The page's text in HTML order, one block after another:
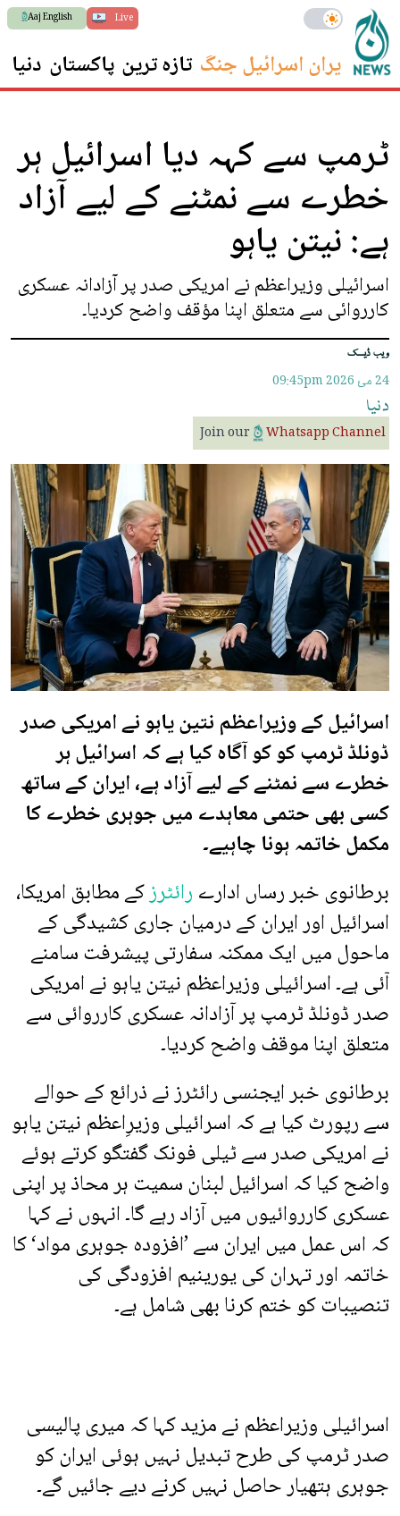
Live
Aaj English
ایران اسرائیل جنگ تازہ ترین پاکستان دنیا
ٹرمپ سے کہہ دیا اسرائیل ہر
خطرے سے نمٹنے کے لیے آزاد
ہے: نیتن یاہو
اسرائیلی وزیراعظم نے امریکی صدر پر آزادانہ عسکری
کارروائی سے متعلق اپنا مؤقف واضح کردیا۔
ویب ڈیسک
24 مئ 2026 09:45pm
دنیا
Join our Whatsapp Channel
اسرائیل کے وزیراعظم نتین یاہو نے امریکی صدر
ڈونلڈ ٹرمپ کو کو آگاہ کیا ہے کہ اسرائیل ہر
خطرے سے نمٹنے کے لیے آزاد ہے، ایران کے ساتھ
کسی بھی حتمی معاہدے میں جوہری خطرے کا
مکمل خاتمہ ہونا چاہیے۔
برطانوی خبر رساں ادارےرائٹرزکے مطابق امریکا،
اسرائیل اور ایران کے درمیان جاری کشیدگی کے
ماحول میں ایک ممکنہ سفارتی پیشرفت سامنے
آئی ہے۔ اسرائیلی وزیراعظم نیتن یاہو نے امریکی
صدر ڈونلڈ ٹرمپ پر آزادانہ عسکری کارروائی سے
متعلق اپنا موقف واضح کردیا۔
برطانوی خبر ایجنسی رائٹرز نے ذرائع کے حوالے
سے رپورٹ کیا ہے کہ اسرائیلی وزیرِاعظم نیتن یاہو
نے امریکی صدر سے ٹیلی فونک گفتگو کرتے ہوئے
واضح کیا کہ اسرائیل لبنان سمیت ہر محاذ پر اپنی
عسکری کارروائیوں میں آزاد رہے گا۔ انہوں نے کہا
کہ اس عمل میں ایران سے ’افزودہ جوہری مواد‘ کا
خاتمہ اور تہران کی یورینیم افزودگی کی
تنصیبات کو ختم کرنا بھی شامل ہے۔
اسرائیلی وزیراعظم نے مزید کہا کہ میری پالیسی
صدر ٹرمپ کی طرح تبدیل نہیں ہوئی ایران کو
جوہری ہتھیار حاصل نہیں کرنے دیے جائیں گے۔